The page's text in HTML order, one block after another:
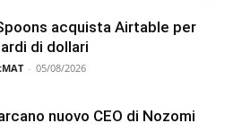
acquista Airtable per
di dollari
- 05/08/2026
nuovo CEO di Nozomi